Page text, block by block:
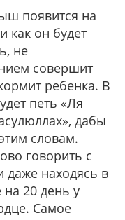
появится на
как он будет
не
совершит
ребенка. В
петь «Ля
дабы
словам.
говорить с
даже находясь в
20 день у
Самое